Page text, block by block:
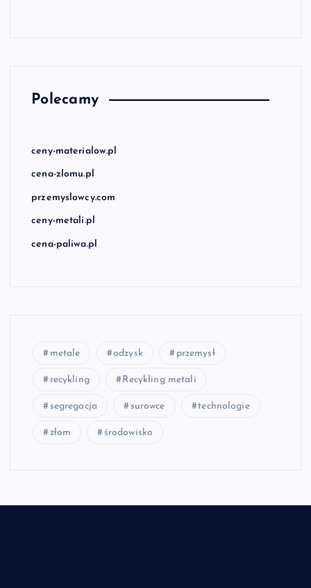
Polecamy
ceny-materialow.pl
cena-zlomu.pl
przemyslowcy.com
ceny-metali.pl
cena-paliwa.pl
metale odzysk przemysł
recykling Recykling metali
segregacja surowce technologie
złom środowisko